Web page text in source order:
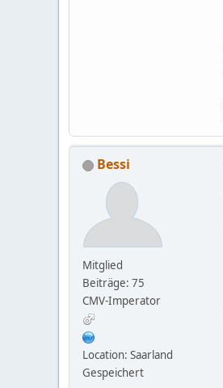
Bessi
Mitglied
Beiträge: 75
CMV-Imperator
Location: Saarland
Gespeichert